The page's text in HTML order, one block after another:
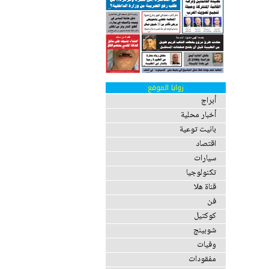
زوايا الموقع
أبراج
أخبار محلية
بانيت توعية
اقتصاد
سيارات
تكنولوجيا
قناة هلا
فن
كوكتيل
شوبينج
وفيات
مفقودات